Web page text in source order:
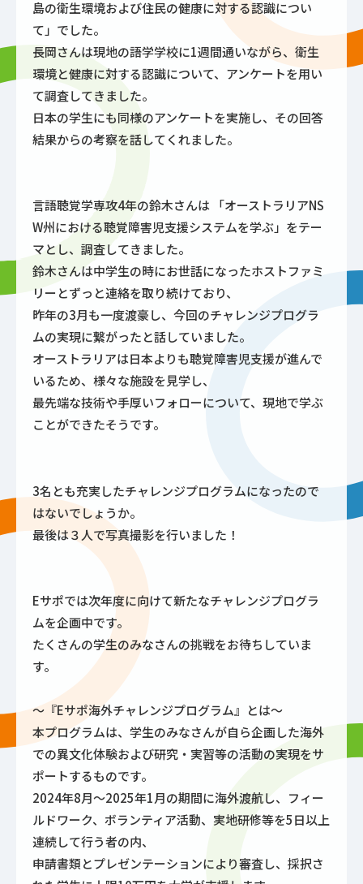
島の衛生環境および住民の健康に対する認識につい
て」でした。
長岡さんは現地の語学学校に1週間通いながら、衛生
環境と健康に対する認識について、アンケートを用い
て調査してきました。
日本の学生にも同様のアンケートを実施し、その回答
結果からの考察を話してくれました。
言語聴覚学専攻4年の鈴木さんは 「オーストラリアNS
W州における聴覚障害児支援システムを学ぶ」をテー
マとし、調査してきました。
鈴木さんは中学生の時にお世話になったホストファミ
リーとずっと連絡を取り続けており、
昨年の3月も一度渡豪し、今回のチャレンジプログラ
ムの実現に繋がったと話していました。
オーストラリアは日本よりも聴覚障害児支援が進んで
いるため、様々な施設を見学し、
最先端な技術や手厚いフォローについて、現地で学ぶ
ことができたそうです。
3名とも充実したチャレンジプログラムになったので
はないでしょうか。
最後は３人で写真撮影を行いました！
Eサポでは次年度に向けて新たなチャレンジプログラ
ムを企画中です。
たくさんの学生のみなさんの挑戦をお待ちしていま
す。
～『Eサポ海外チャレンジプログラム』とは～
本プログラムは、学生のみなさんが自ら企画した海外
での異文化体験および研究・実習等の活動の実現をサ
ポートするものです。
2024年8月～2025年1月の期間に海外渡航し、フィー
ルドワーク、ボランティア活動、実地研修等を5日以上
連続して行う者の内、
申請書類とプレゼンテーションにより審査し、採択さ